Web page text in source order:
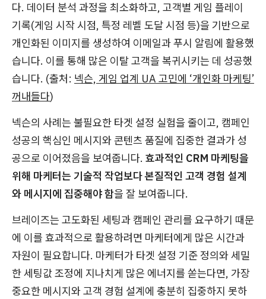
다. 데이터 분석 과정을 최소화하고, 고객별 게임 플레이
기록(게임 시작 시점, 특정 레벨 도달 시점 등)을 기반으로
개인화된 이미지를 생성하여 이메일과 푸시 알림에 활용했
습니다. 이를 통해 많은 이탈 고객을 복귀시키는 데 성공했
습니다. (출처: 넥슨, 게임 업계 UA 고민에 ‘개인화 마케팅’
꺼내들다)
넥슨의 사례는 불필요한 타겟 설정 실험을 줄이고, 캠페인
성공의 핵심인 메시지와 콘텐츠 품질에 집중한 결과가 성
공으로 이어졌음을 보여줍니다. 효과적인 CRM 마케팅을
위해 마케터는 기술적 작업보다 본질적인 고객 경험 설계
와 메시지에 집중해야 함을 잘 보여줍니다.
브레이즈는 고도화된 세팅과 캠페인 관리를 요구하기 때문
에 이를 효과적으로 활용하려면 마케터에게 많은 시간과
자원이 필요합니다. 마케터가 타겟 설정 기준 정의와 세밀
한 세팅값 조정에 지나치게 많은 에너지를 쏟는다면, 가장
중요한 메시지와 고객 경험 설계에 충분히 집중하지 못하